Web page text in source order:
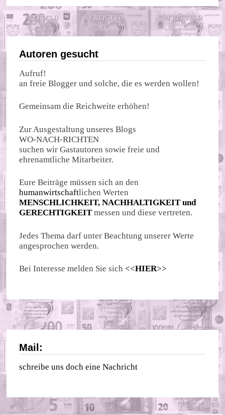
Autoren gesucht
Aufruf!
an freie Blogger und solche, die es werden wollen!
Gemeinsam die Reichweite erhöhen!
Zur Ausgestaltung unseres Blogs
WO-NACH-RICHTEN
suchen wir Gastautoren sowie freie und
ehrenamtliche Mitarbeiter.
Eure Beiträge müssen sich an den
humanwirtschaftlichen Werten
MENSCHLICHKEIT, NACHHALTIGKEIT und
GERECHTIGKEIT messen und diese vertreten.
Jedes Thema darf unter Beachtung unserer Werte
angesprochen werden.
Bei Interesse melden Sie sich <<HIER>>
Mail:
schreibe uns doch eine Nachricht